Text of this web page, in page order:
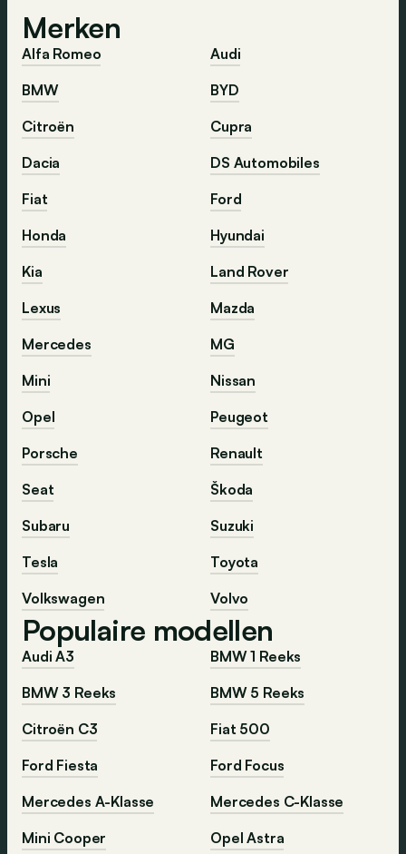
Merken
Alfa Romeo
Audi
BMW
BYD
Citroën
Cupra
Dacia
DS Automobiles
Fiat
Ford
Honda
Hyundai
Kia
Land Rover
Lexus
Mazda
Mercedes
MG
Mini
Nissan
Opel
Peugeot
Porsche
Renault
Seat
Škoda
Subaru
Suzuki
Tesla
Toyota
Volkswagen
Volvo
Populaire modellen
Audi A3
BMW 1 Reeks
BMW 3 Reeks
BMW 5 Reeks
Citroën C3
Fiat 500
Ford Fiesta
Ford Focus
Mercedes A-Klasse
Mercedes C-Klasse
Mini Cooper
Opel Astra